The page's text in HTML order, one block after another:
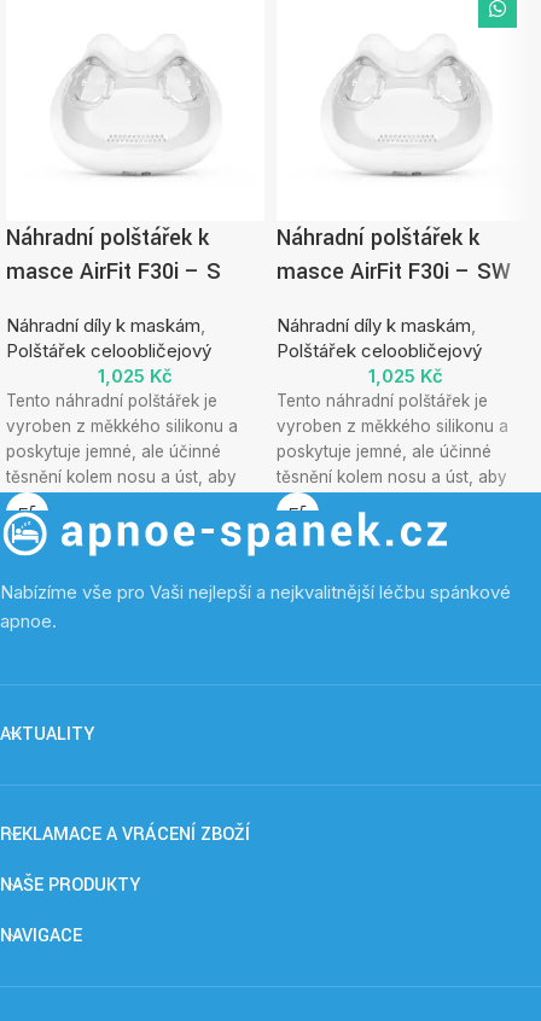
Náhradní polštářek k
masce AirFit F30i – S
Náhradní díly k maskám,
Polštářek celoobličejový
1,025 Kč
Tento náhradní polštářek je
vyroben z měkkého silikonu a
poskytuje jemné, ale účinné
těsnění kolem nosu a úst, aby
byla zajištěna optimální účinnost
terapie bez obětování pohodlí.
Náhradní polštářek k
masce AirFit F30i – SW
Náhradní díly k maskám,
Polštářek celoobličejový
1,025 Kč
Tento náhradní polštářek je
vyroben z měkkého silikonu a
poskytuje jemné, ale účinné
těsnění kolem nosu a úst, aby
byla zajištěna optimální účinnost
terapie bez obětování pohodlí.
Nabízíme vše pro Vaši nejlepší a nejkvalitnější léčbu spánkové
apnoe.
AKTUALITY
REKLAMACE A VRÁCENÍ ZBOŽÍ
NAŠE PRODUKTY
NAVIGACE